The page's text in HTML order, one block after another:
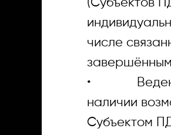
(Субъектов
числе
• Ведение
наличии
Субъектом